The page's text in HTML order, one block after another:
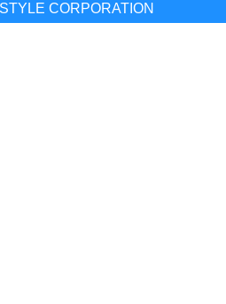
CORPORATION